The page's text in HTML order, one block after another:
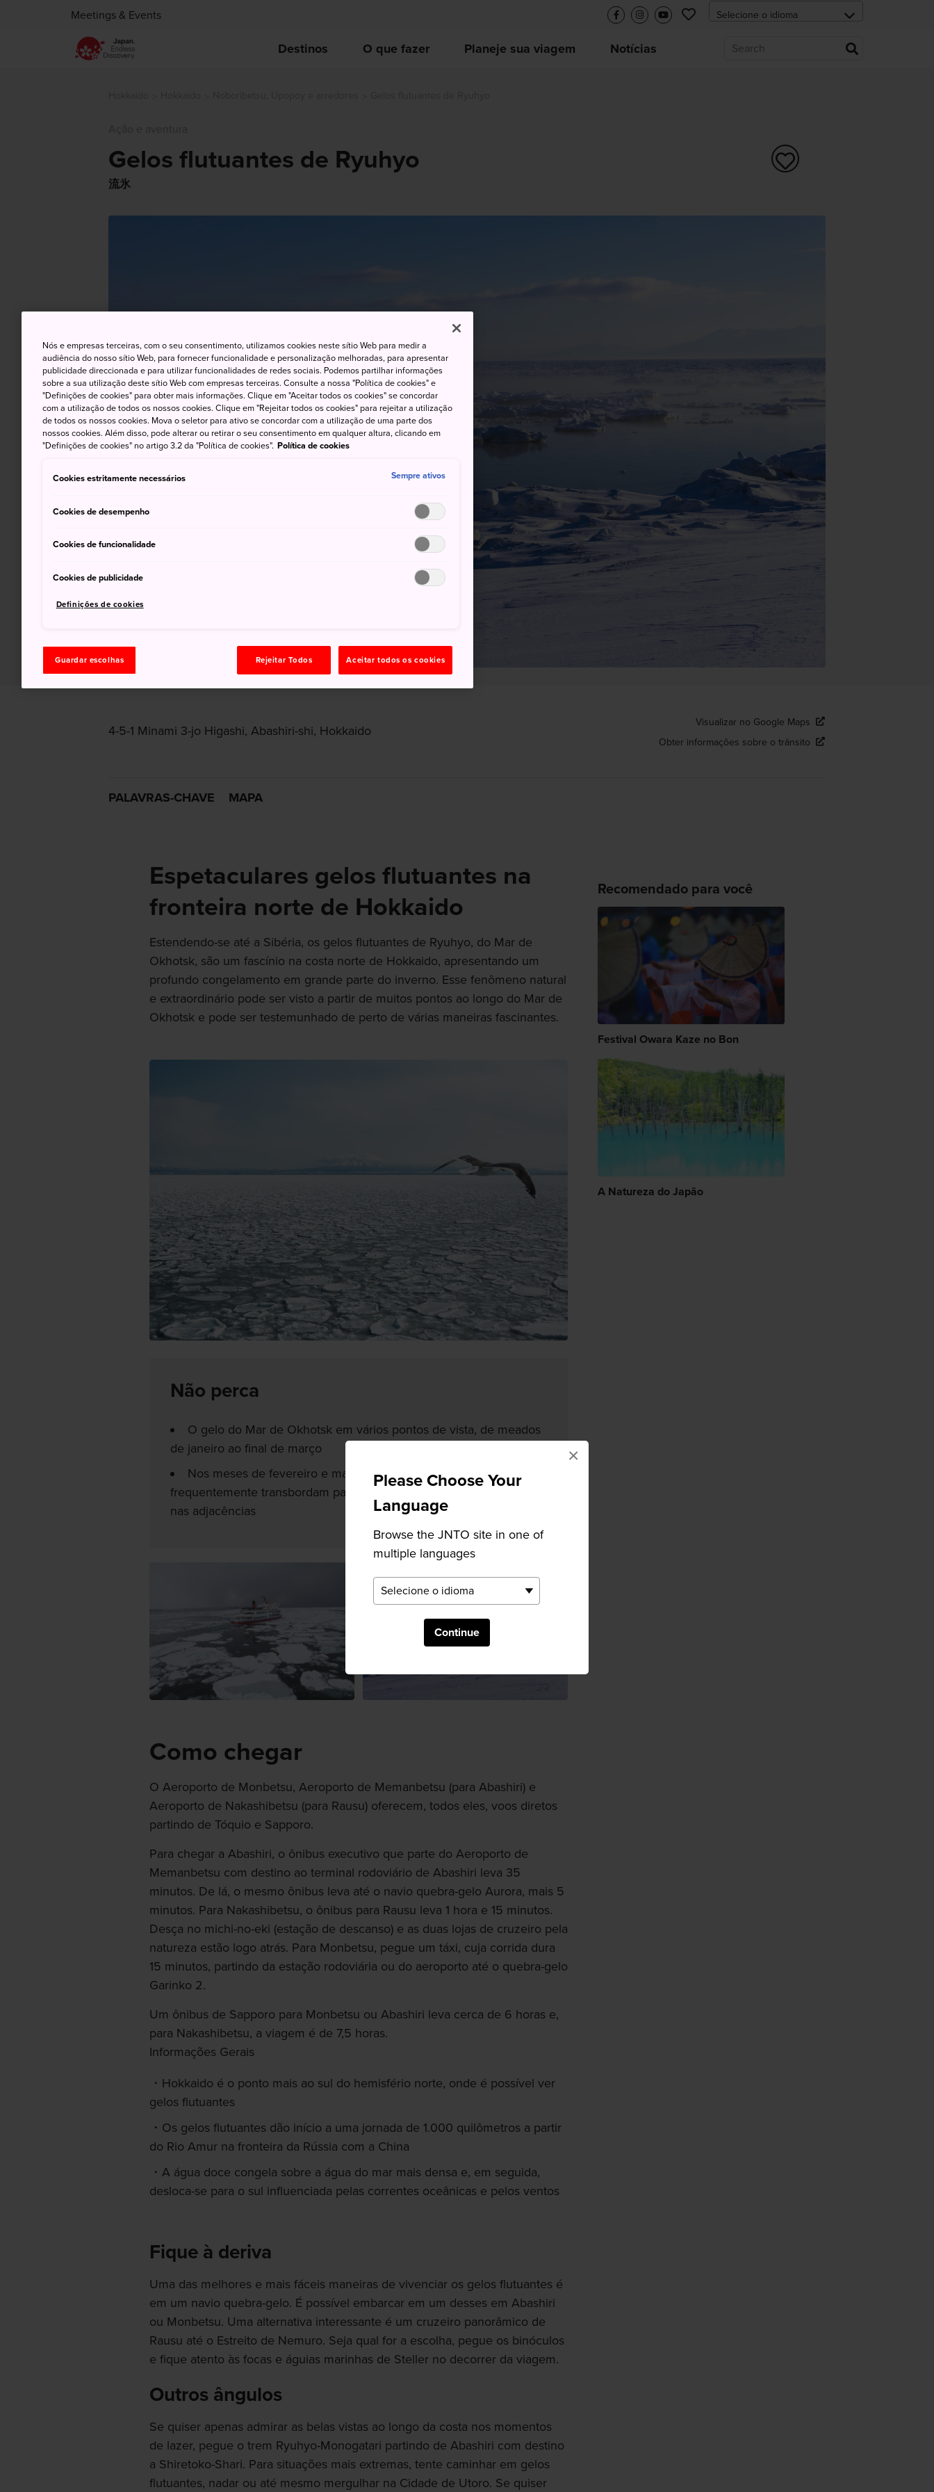
Please Choose Your
Language
Browse the JNTO site in one of
multiple languages
Continue
×
Meetings & Events
Destinos O que fazer Planeje sua viagem Notícias
Gelos flutuantes de Ryuhyo
流氷
4-5-1 Minami 3-jo Higashi, Abashiri-shi, Hokkaido
Visualizar no Google Maps
Obter informações sobre o trânsito
PALAVRAS-CHAVE MAPA
Espetaculares gelos flutuantes na
fronteira norte de Hokkaido
Estendendo-se até a Sibéria, os gelos flutuantes de Ryuhyo, do Mar de
Okhotsk, são um fascínio na costa norte de Hokkaido, apresentando um
profundo congelamento em grande parte do inverno. Esse fenômeno natural
e extraordinário pode ser visto a partir de muitos pontos ao longo do Mar de
Okhotsk e pode ser testemunhado de perto de várias maneiras fascinantes.
Não perca
O gelo do Mar de Okhotsk em vários pontos de vista, de meados
de janeiro ao final de março
Nos meses de fevereiro e março, os gelos flutuantes de Ryuhyo
frequentemente transbordam para o Estreito de Nemuro, que fica
nas adjacências
Como chegar
O Aeroporto de Monbetsu, Aeroporto de Memanbetsu (para Abashiri) e
Aeroporto de Nakashibetsu (para Rausu) oferecem, todos eles, voos diretos
partindo de Tóquio e Sapporo.
Para chegar a Abashiri, o ônibus executivo que parte do Aeroporto de
Memanbetsu com destino ao terminal rodoviário de Abashiri leva 35
minutos. De lá, o mesmo ônibus leva até o navio quebra-gelo Aurora, mais 5
minutos. Para Nakashibetsu, o ônibus para Rausu leva 1 hora e 15 minutos.
Desça no michi-no-eki (estação de descanso) e as duas lojas de cruzeiro pela
natureza estão logo atrás. Para Monbetsu, pegue um táxi, cuja corrida dura
15 minutos, partindo da estação rodoviária ou do aeroporto até o quebra-gelo
Garinko 2.
Um ônibus de Sapporo para Monbetsu ou Abashiri leva cerca de 6 horas e,
para Nakashibetsu, a viagem é de 7,5 horas.
Informações Gerais
Hokkaido é o ponto mais ao sul do hemisfério norte, onde é possível ver
gelos flutuantes
Os gelos flutuantes dão início a uma jornada de 1.000 quilômetros a partir
do Rio Amur na fronteira da Rússia com a China
A água doce congela sobre a água do mar mais densa e, em seguida,
desloca-se para o sul influenciada pelas correntes oceânicas e pelos ventos
Fique à deriva
Uma das melhores e mais fáceis maneiras de vivenciar os gelos flutuantes é
em um navio quebra-gelo. É possível embarcar em um desses em Abashiri
ou Monbetsu. Uma alternativa interessante é um cruzeiro panorâmico de
Rausu até o Estreito de Nemuro. Seja qual for a escolha, pegue os binóculos
e fique atento às focas e águias marinhas de Steller no decorrer da viagem.
Outros ângulos
Se quiser apenas admirar as belas vistas ao longo da costa nos momentos
de lazer, pegue o trem Ryuhyo-Monogatari partindo de Abashiri com destino
a Shiretoko-Shari. Para situações mais extremas, tente caminhar em gelos
flutuantes, nadar ou até mesmo mergulhar na Cidade de Utoro. Se quiser
Recomendado para você
Festival Owara Kaze no Bon
A Natureza do Japão
Nós e empresas terceiras, com o seu consentimento, utilizamos cookies neste sítio Web para medir a
audiência do nosso sítio Web, para fornecer funcionalidade e personalização melhoradas, para apresentar
publicidade direccionada e para utilizar funcionalidades de redes sociais. Podemos partilhar informações
sobre a sua utilização deste sítio Web com empresas terceiras. Consulte a nossa "Política de cookies" e
"Definições de cookies" para obter mais informações. Clique em "Aceitar todos os cookies" se concordar
com a utilização de todos os nossos cookies. Clique em "Rejeitar todos os cookies" para rejeitar a utilização
de todos os nossos cookies. Mova o seletor para ativo se concordar com a utilização de uma parte dos
nossos cookies. Além disso, pode alterar ou retirar o seu consentimento em qualquer altura, clicando em
"Definições de cookies" no artigo 3.2 da "Política de cookies". Política de cookies
Cookies estritamente necessários Sempre ativos
Cookies de desempenho
Cookies de funcionalidade
Cookies de publicidade
Definições de cookies
Guardar escolhas Rejeitar Todos Aceitar todos os cookies